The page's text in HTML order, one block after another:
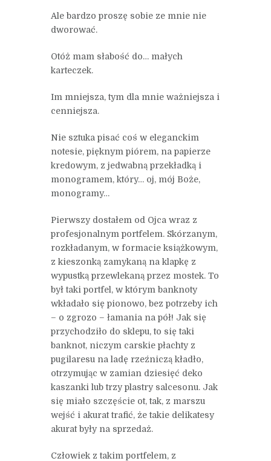
Ale bardzo proszę sobie ze mnie nie
dworować.
Otóż mam słabość do… małych
karteczek.
Im mniejsza, tym dla mnie ważniejsza i
cenniejsza.
Nie sztuka pisać coś w eleganckim
notesie, pięknym piórem, na papierze
kredowym, z jedwabną przekładką i
monogramem, który… oj, mój Boże,
monogramy…
Pierwszy dostałem od Ojca wraz z
profesjonalnym portfelem. Skórzanym,
rozkładanym, w formacie książkowym,
z kieszonką zamykaną na klapkę z
wypustką przewlekaną przez mostek. To
był taki portfel, w którym banknoty
wkładało się pionowo, bez potrzeby ich
– o zgrozo – łamania na pół! Jak się
przychodziło do sklepu, to się taki
banknot, niczym carskie płachty z
pugilaresu na ladę rzeźniczą kładło,
otrzymując w zamian dziesięć deko
kaszanki lub trzy plastry salcesonu. Jak
się miało szczęście ot, tak, z marszu
wejść i akurat trafić, że takie delikatesy
akurat były na sprzedaż.
Człowiek z takim portfelem, z